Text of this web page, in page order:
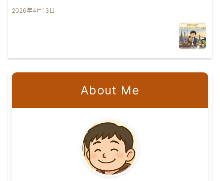
2026年4月13日
About Me